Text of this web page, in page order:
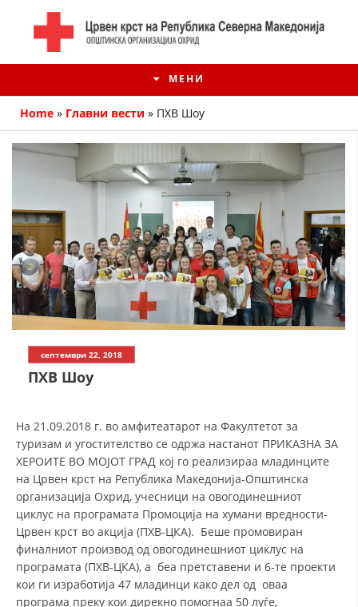
МЕНИ
ИСТОРИЈАТ НА ЦКРМ
ИСТОРИЈАТ НА ДВИЖЕЊЕТО
СТРУКТУРА НА ОРГАНИЗАЦИЈАТА
ЧЛЕНСТВО ВО ПРОФЕСИОНАЛНИ ТЕЛА
ЗАКОН ЗА ЦКРМ
СТАТУТ НА ЦКРМ
Home » Главни вести » ПХВ Шоу
септември 22, 2018
ПХВ Шоу
На 21.09.2018 г. во амфитеатарот на Факултетот за
туризам и угостителство се одржа настанот ПРИКАЗНА ЗА
ХЕРОИТЕ ВО МОЈОТ ГРАД кој го реализираа младинците
на Црвен крст на Република Македонија-Општинска
организација Охрид, учесници на овогодинешниот
циклус на програмата Промоција на хумани вредности-
Црвен крст во акција (ПХВ-ЦКА). Беше промовиран
финалниот производ од овогодинешниот циклус на
програмата (ПХВ-ЦКА), а беа претставени и 6-те проекти
кои ги изработија 47 младинци како дел од оваа
програма преку кои дирекно помогнаа 50 луѓе,